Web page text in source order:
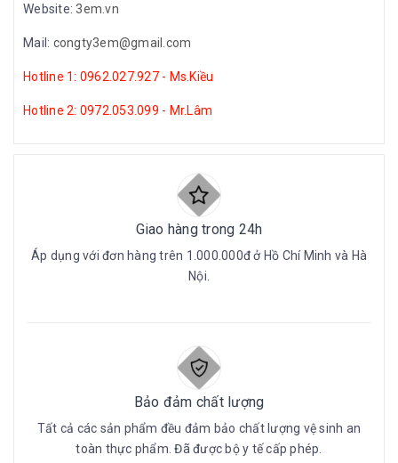
Website:3em.vn
Mail: congty3em@gmail.com
Hotline 1: 0962.027.927 - Ms.Kiều
Hotline 2: 0972.053.099 - Mr.Lâm
Giao hàng trong 24h
Áp dụng với đơn hàng trên 1.000.000đ ở Hồ Chí Minh và Hà
Nội.
Bảo đảm chất lượng
Tất cả các sản phẩm đều đảm bảo chất lượng vệ sinh an
toàn thực phẩm. Đã được bộ y tế cấp phép.